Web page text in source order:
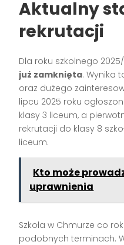
Aktualny
rekrutacji
Dla roku szkolnego
już zamknięta. Wynika
oraz dużego
lipcu 2025 roku
klasy 3 liceum, a
rekrutacji do klasy 8
liceum.
Kto może
uprawnienia
Szkoła w Chmurze co
podobnych terminach.